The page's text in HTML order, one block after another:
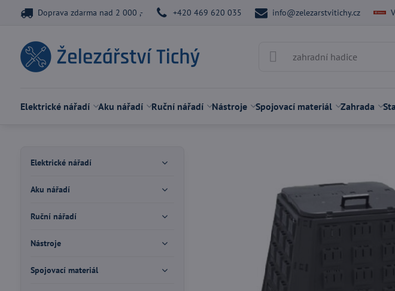
Doprava zdarma nad 2 000 ,- +420 469 620 035 info@zelezarstvitichy.cz
Elektrické nářadí Aku nářadí Ruční nářadí Nástroje Spojovací materiál Zahrada
Elektrické nářadí
Aku nářadí
Ruční nářadí
Nástroje
Spojovací materiál